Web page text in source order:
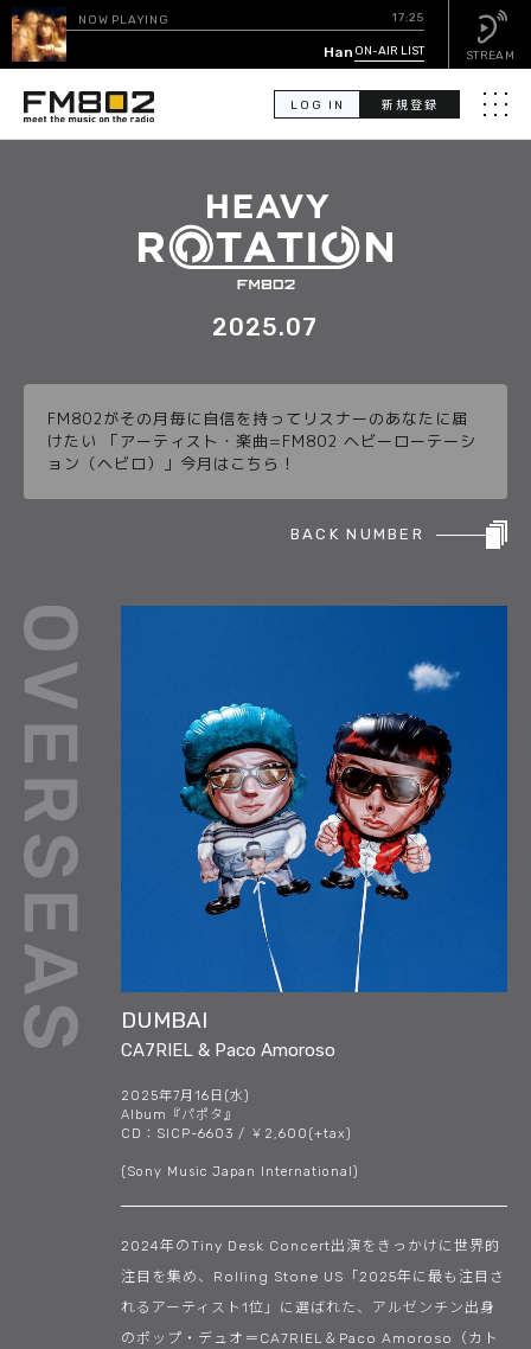
LOG IN 新規登録 メニ
索
GUEST CALENDAR
EVENT CALENDAR
HEAVY ROTATION
DJ
FAQ
ONLINESHOP
NOW PLAYING 17:25
Hanging Out To Dry / Florence
ON-AIR LIST STREAM
2025.07
FM802がその月毎に自信を持ってリスナーのあなたに届
けたい 「アーティスト・楽曲=FM802 ヘビーローテーシ
ョン（ヘビロ）」今月はこちら！
BACK NUMBER
DUMBAI
CA7RIEL & Paco Amoroso
2025年7月16日(水)
Album『パポタ』
CD：SICP-6603 / ￥2,600(+tax)
(Sony Music Japan International)
2024年のTiny Desk Concert出演をきっかけに世界的
注目を集め、Rolling Stone US「2025年に最も注目さ
れるアーティスト1位」に選ばれた、アルゼンチン出身
のポップ・デュオ＝CA7RIEL＆Paco Amoroso（カト